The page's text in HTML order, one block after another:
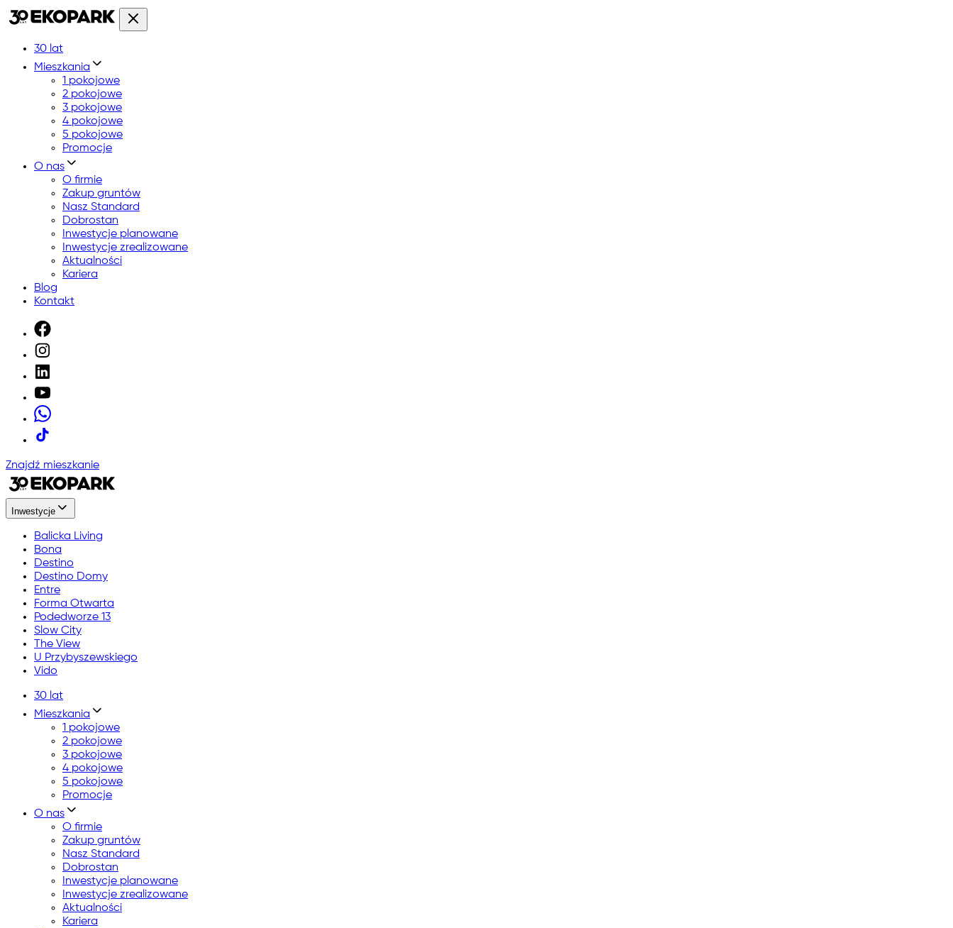
30 lat
Mieszkania
1 pokojowe
2 pokojowe
3 pokojowe
4 pokojowe
5 pokojowe
Promocje
O nas
O firmie
Zakup gruntów
Nasz Standard
Dobrostan
Inwestycje planowane
Inwestycje zrealizowane
Aktualności
Kariera
Blog
Kontakt
Znajdź mieszkanie
Inwestycje
Balicka Living
Bona
Destino
Destino Domy
Entre
Forma Otwarta
Podedworze 13
Slow City
The View
U Przybyszewskiego
Vido
30 lat
Mieszkania
1 pokojowe
2 pokojowe
3 pokojowe
4 pokojowe
5 pokojowe
Promocje
O nas
O firmie
Zakup gruntów
Nasz Standard
Dobrostan
Inwestycje planowane
Inwestycje zrealizowane
Aktualności
Kariera